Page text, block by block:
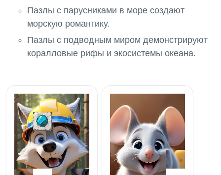
Пазлы с парусниками в море создают
морскую романтику.
Пазлы с подводным миром демонстрируют
коралловые рифы и экосистемы океана.